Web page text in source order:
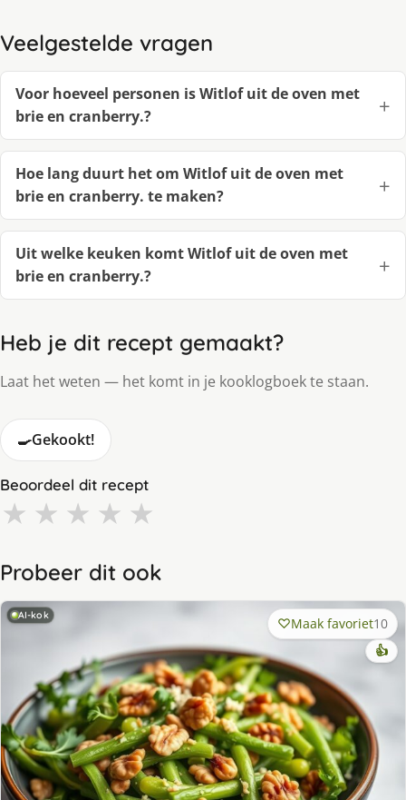
Veelgestelde vragen
Voor hoeveel personen is Witlof uit de oven met
brie en cranberry.?
Hoe lang duurt het om Witlof uit de oven met
brie en cranberry. te maken?
Uit welke keuken komt Witlof uit de oven met
brie en cranberry.?
Heb je dit recept gemaakt?
Laat het weten — het komt in je kooklogboek te staan.
🍳Gekookt!
Beoordeel dit recept
★ ★ ★ ★ ★
Probeer dit ook
AI-kok Maak favoriet10
👍